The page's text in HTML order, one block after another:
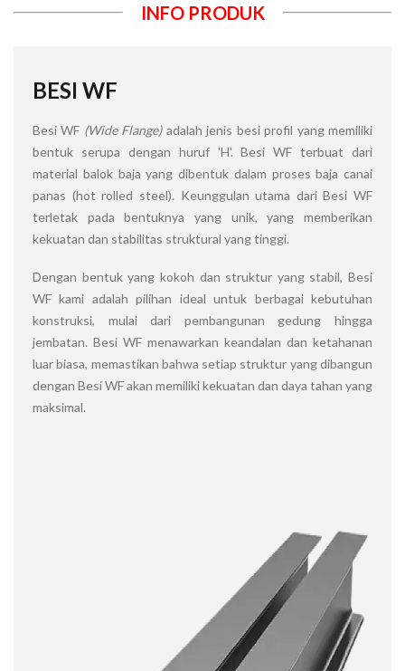
INFO PRODUK
BESI WF
Besi WF (Wide Flange)adalah jenis besi profil yang memiliki
bentuk serupa dengan huruf 'H'. Besi WF terbuat dari
material balok baja yang dibentuk dalam proses baja canai
panas (hot rolled steel). Keunggulan utama dari Besi WF
terletak pada bentuknya yang unik, yang memberikan
kekuatan dan stabilitas struktural yang tinggi.
Dengan bentuk yang kokoh dan struktur yang stabil, Besi
WF kami adalah pilihan ideal untuk berbagai kebutuhan
konstruksi, mulai dari pembangunan gedung hingga
jembatan. Besi WF menawarkan keandalan dan ketahanan
luar biasa, memastikan bahwa setiap struktur yang dibangun
dengan Besi WF akan memiliki kekuatan dan daya tahan yang
maksimal.